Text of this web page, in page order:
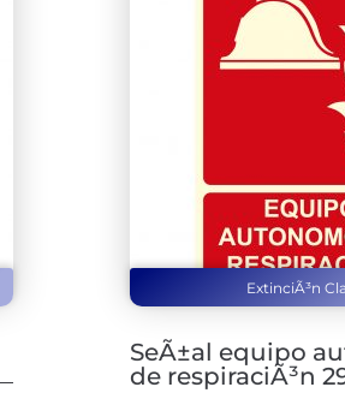
ExtinciÃ³n
SeÃ±al equipo
de respiraciÃ³n